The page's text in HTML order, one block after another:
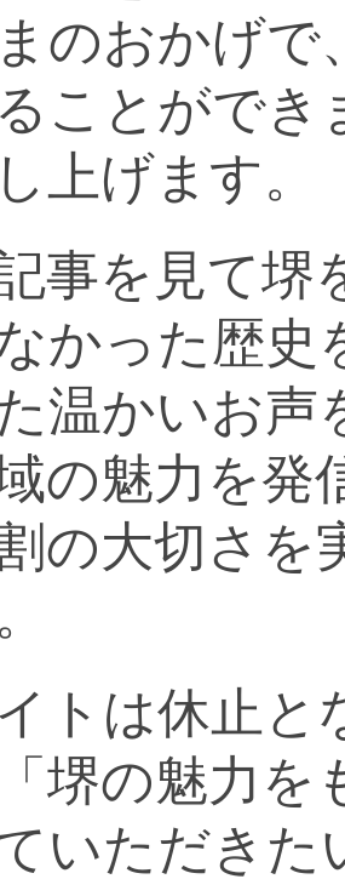
のおかげで
ことができ
上げます。
記事を見て
かった歴史
温かいお声
の魅力を発
の大切さを
トは休止と
堺の魅力を
いただきた